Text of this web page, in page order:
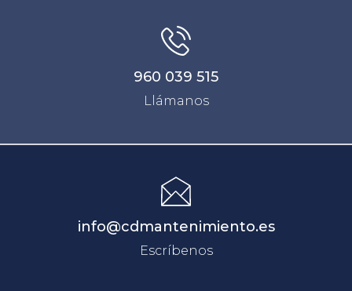
960 039 515
Llámanos
info@cdmantenimiento.es
Escríbenos